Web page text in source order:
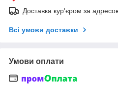
Доставка кур'єром за
Всі умови доставки
Умови оплати